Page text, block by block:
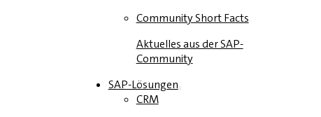
Community Short Facts
Aktuelles aus der SAP-
Community
SAP-Lösungen
CRM